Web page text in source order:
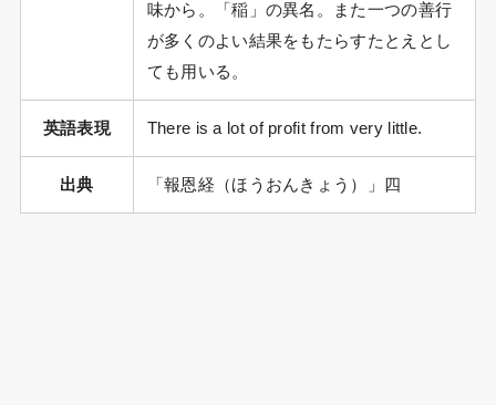
味から。「稲」の異名。また一つの善行
が多くのよい結果をもたらすたとえとし
ても用いる。
英語表現 There is a lot of profit from very little.
出典 「報恩経（ほうおんきょう）」四